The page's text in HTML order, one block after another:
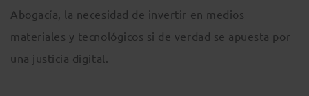
Abogacía, la necesidad de invertir en medios
materiales y tecnológicos si de verdad se apuesta por
una justicia digital.